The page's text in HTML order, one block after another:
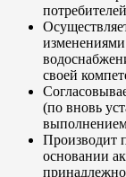
изменениями
своей
(по вновь
выполнением
Производит
основании